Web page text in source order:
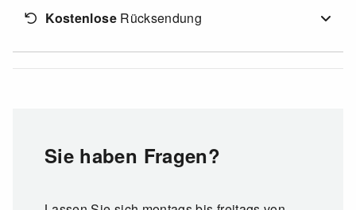
KostenloseRücksendung
Sie haben Fragen?